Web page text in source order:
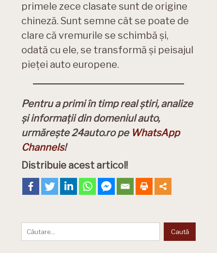
primele zece clasate sunt de origine
chineză. Sunt semne cât se poate de
clare că vremurile se schimbă și,
odată cu ele, se transformă și peisajul
pieței auto europene.
Pentru a primi în timp real știri, analize
și informații din domeniul auto,
urmărește 24auto.ro pe WhatsApp
Channels!
Distribuie acest articol!